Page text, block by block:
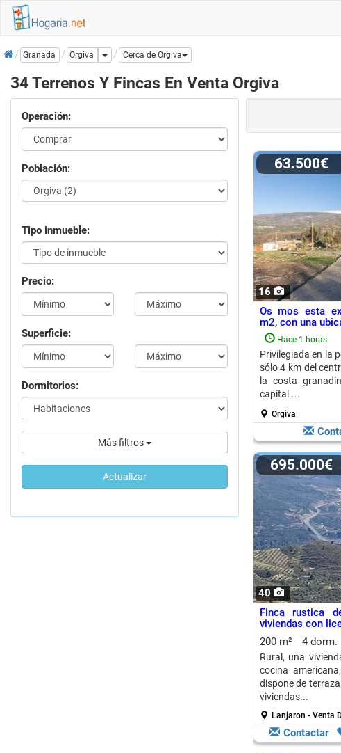
InicioGranada Orgiva Dropdown
Cerca de Orgiva
34 Terrenos Y Fincas En Venta Orgiva
Operación:
Población:
Tipo inmueble:
Precio:
Superficie:
Dormitorios:
Más filtros
Actualizar
16
63.500€
Os mos esta
m2, con una
Hace 1 horas
Privilegiada en la
sólo 4 km del
la costa
capital....
Orgiva
40
695.000€
Finca rustica
viviendas con
200 m²
4 dorm.
Rural, una
cocina
dispone de
viviendas...
Lanjaron - Venta
Contactar